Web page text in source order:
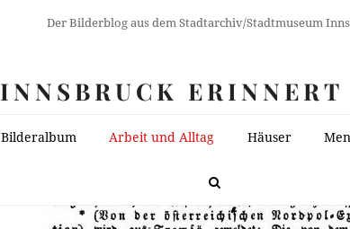
Der Bilderblog aus dem Stadtarchiv/Stadtmuseum
INNSBRUCK ERINNERT
Bilderalbum Arbeit und Alltag Häuser